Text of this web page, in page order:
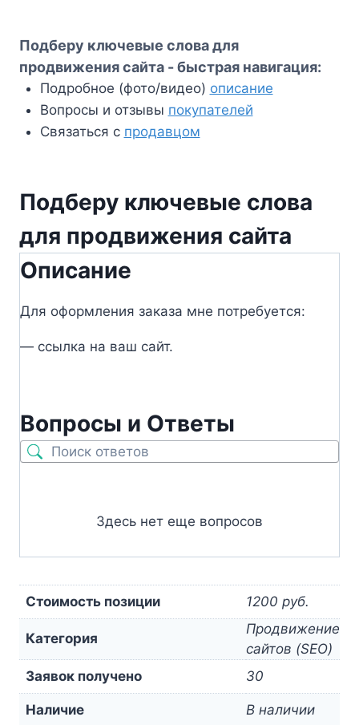
Подберу ключевые слова для
продвижения сайта - быстрая навигация:
Подробное (фото/видео) описание
Вопросы и отзывы покупателей
Связаться с продавцом
Подберу ключевые слова
для продвижения сайта
Описание
Для оформления заказа мне потребуется:
— ссылка на ваш сайт.
Вопросы и Ответы
Здесь нет еще вопросов
Стоимость позиции 1200 руб.
Категория
Продвижение
сайтов (SEO)
Заявок получено
30
Наличие В наличии